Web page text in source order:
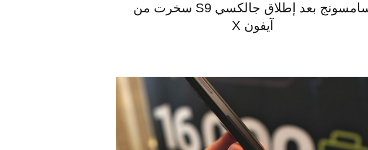
سامسونج بعد إطلاق جالكسي S9 سخرت من
آيفون X